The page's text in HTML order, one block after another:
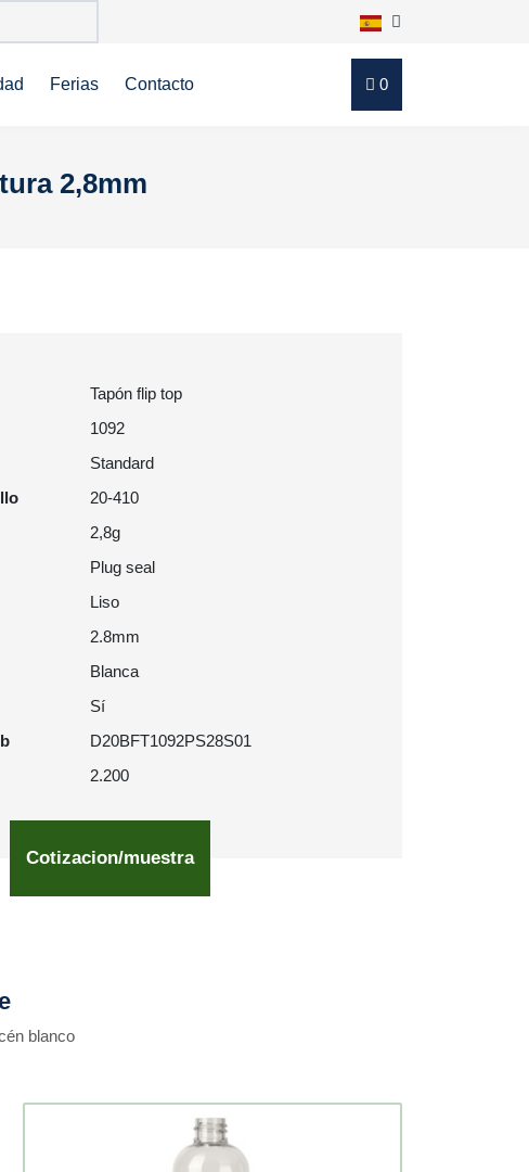
Ferias Contacto 0
2,8mm
Tapón flip top
1092
Standard
20-410
2,8g
Plug seal
Liso
2.8mm
Blanca
Sí
D20BFT1092PS28S01
2.200
Cotizacion/muestra
blanco